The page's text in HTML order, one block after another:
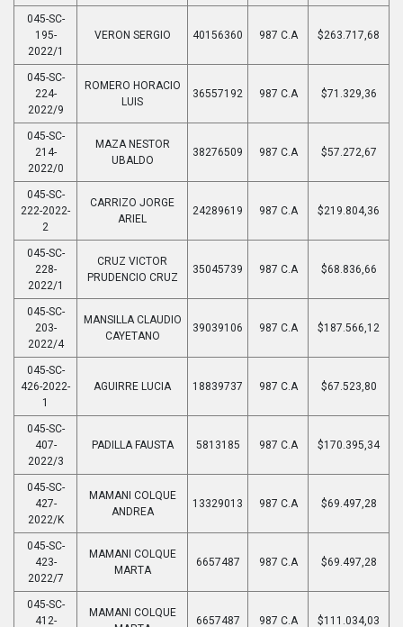
045-SC-
195-
2022/1
VERON SERGIO 40156360 987 C.A $263.717,68
045-SC-
224-
2022/9
ROMERO HORACIO
LUIS
36557192 987 C.A $71.329,36
045-SC-
214-
2022/0
MAZA NESTOR
UBALDO
38276509 987 C.A $57.272,67
045-SC-
222-2022-
2
CARRIZO JORGE
ARIEL
24289619 987 C.A $219.804,36
045-SC-
228-
2022/1
CRUZ VICTOR
PRUDENCIO CRUZ
35045739 987 C.A $68.836,66
045-SC-
203-
2022/4
MANSILLA CLAUDIO
CAYETANO
39039106 987 C.A $187.566,12
045-SC-
426-2022-
1
AGUIRRE LUCIA 18839737 987 C.A $67.523,80
045-SC-
407-
2022/3
PADILLA FAUSTA 5813185 987 C.A $170.395,34
045-SC-
427-
2022/K
MAMANI COLQUE
ANDREA
13329013 987 C.A $69.497,28
045-SC-
423-
2022/7
MAMANI COLQUE
MARTA
6657487 987 C.A $69.497,28
045-SC-
412-
MAMANI COLQUE
6657487 987 C.A $111.034,03